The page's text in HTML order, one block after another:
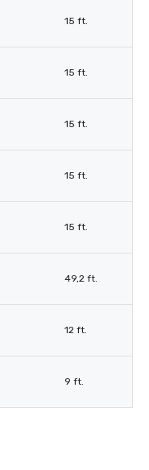
15 ft.
15 ft.
15 ft.
15 ft.
15 ft.
49,2 ft.
12 ft.
9 ft.